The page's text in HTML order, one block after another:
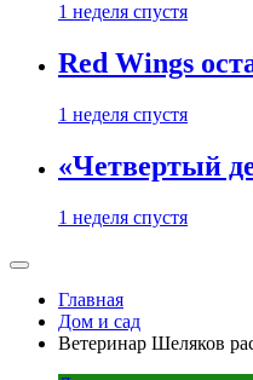
1 неделя спустя
Red Wings
1 неделя спустя
«Четвертый
1 неделя спустя
Главная
Дом и сад
Ветеринар Шеляков